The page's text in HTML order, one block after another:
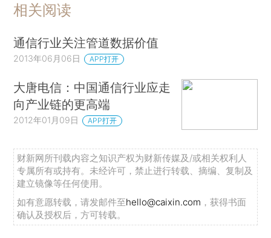
相关阅读
通信行业关注管道数据价值
2013年06月06日 APP打开
大唐电信：中国通信行业应走
向产业链的更高端
2012年01月09日 APP打开
财新网所刊载内容之知识产权为财新传媒及/或相关权利人
专属所有或持有。未经许可，禁止进行转载、摘编、复制及
建立镜像等任何使用。
如有意愿转载，请发邮件至hello@caixin.com ，获得书面
确认及授权后，方可转载。